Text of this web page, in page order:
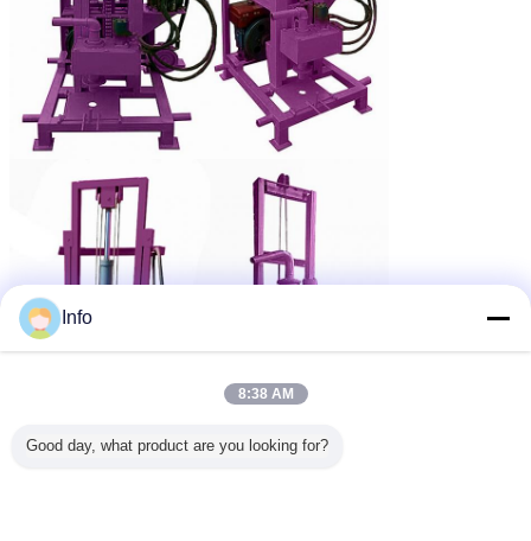
Info
8:38 AM
Good day, what product are you looking for?